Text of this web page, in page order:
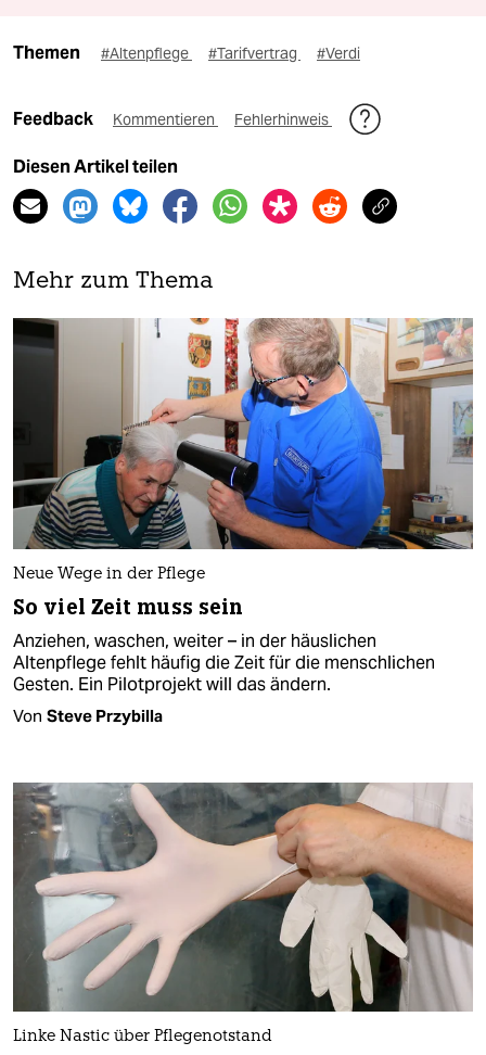
Themen #Altenpflege #Tarifvertrag #Verdi
Feedback Kommentieren Fehlerhinweis
Diesen Artikel teilen
Mehr zum Thema
Neue Wege in der Pflege
So viel Zeit muss sein
Anziehen, waschen, weiter – in der häuslichen
Altenpflege fehlt häufig die Zeit für die menschlichen
Gesten. Ein Pilotprojekt will das ändern.
Von Steve Przybilla
Linke Nastic über Pflegenotstand